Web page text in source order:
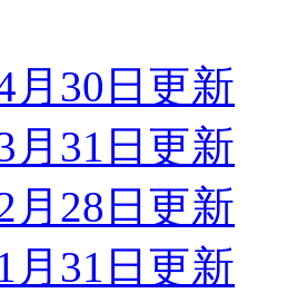
月30日更新
月31日更新
月28日更新
月31日更新